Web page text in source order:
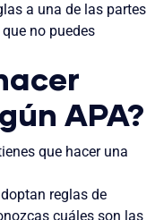
a una de las partes
no puedes
APA?
que hacer una
reglas de
cuáles son las